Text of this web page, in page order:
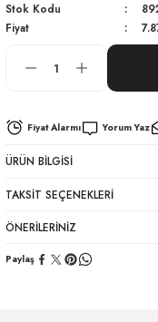
Stok Kodu
Fiyat
Fiyat Alarmı Yorum Yaz
ÜRÜN BILGISI
TAKSIT SEÇENEKLERI
ÖNERILERINIZ
Paylaş